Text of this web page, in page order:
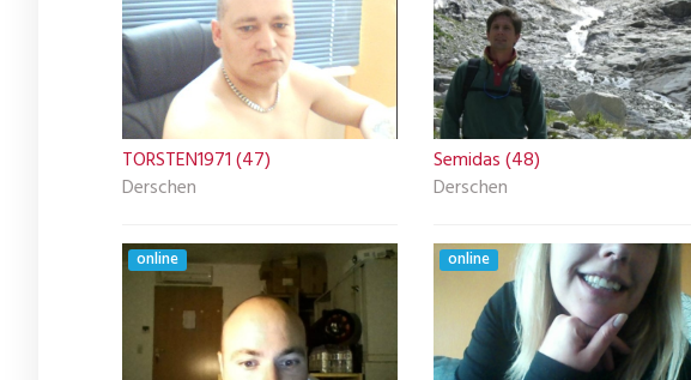
TORSTEN1971 (47)
Derschen
Semidas (48)
Derschen
online online